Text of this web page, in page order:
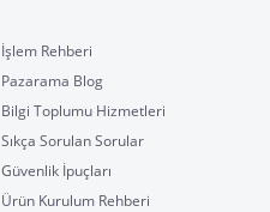
İşlem Rehberi
Pazarama Blog
Bilgi Toplumu Hizmetleri
Sıkça Sorulan Sorular
Güvenlik İpuçları
Ürün Kurulum Rehberi